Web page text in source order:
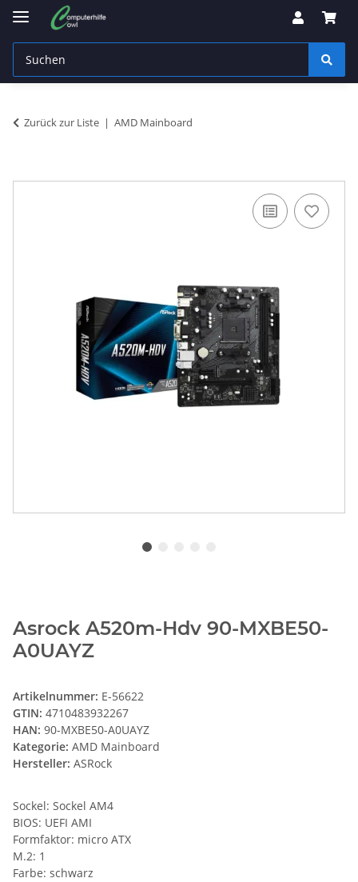
Zurück zur Liste AMD Mainboard
Asrock A520m-Hdv 90-MXBE50-
A0UAYZ
Artikelnummer: E-56622
GTIN: 4710483932267
HAN: 90-MXBE50-A0UAYZ
Kategorie: AMD Mainboard
Hersteller: ASRock
Sockel: Sockel AM4
BIOS: UEFI AMI
Formfaktor: micro ATX
M.2: 1
Farbe: schwarz